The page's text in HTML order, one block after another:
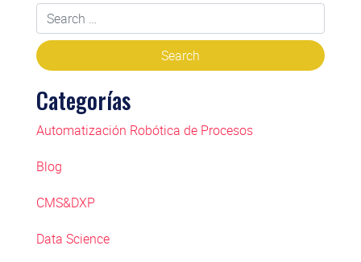
Categorías
Automatización Robótica de Procesos
Blog
CMS&DXP
Data Science